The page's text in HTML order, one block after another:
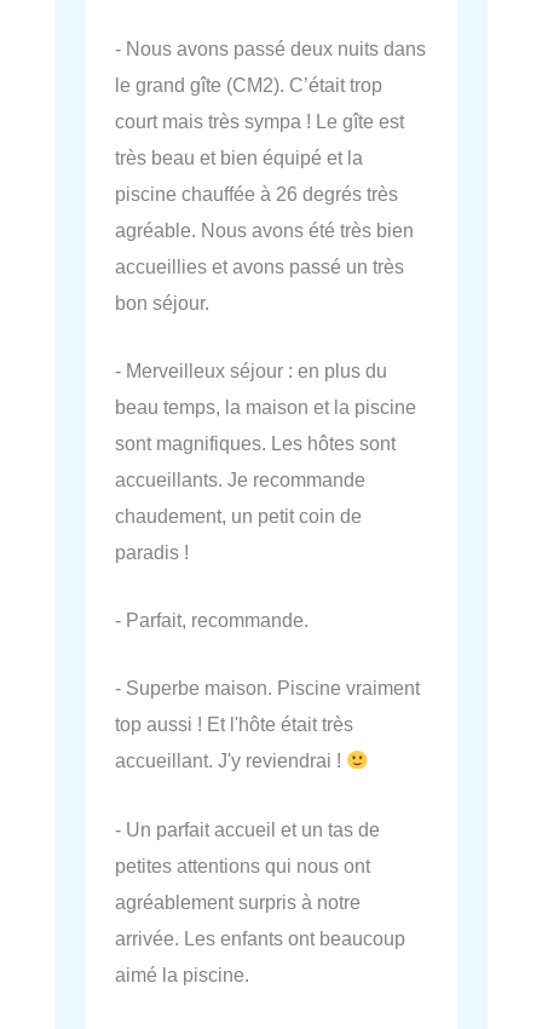
- Nous avons passé deux nuits dans
le grand gîte (CM2). C’était trop
court mais très sympa ! Le gîte est
très beau et bien équipé et la
piscine chauffée à 26 degrés très
agréable. Nous avons été très bien
accueillies et avons passé un très
bon séjour.
- Merveilleux séjour : en plus du
beau temps, la maison et la piscine
sont magnifiques. Les hôtes sont
accueillants. Je recommande
chaudement, un petit coin de
paradis !
- Parfait, recommande.
- Superbe maison. Piscine vraiment
top aussi ! Et l'hôte était très
accueillant. J'y reviendrai !
- Un parfait accueil et un tas de
petites attentions qui nous ont
agréablement surpris à notre
arrivée. Les enfants ont beaucoup
aimé la piscine.